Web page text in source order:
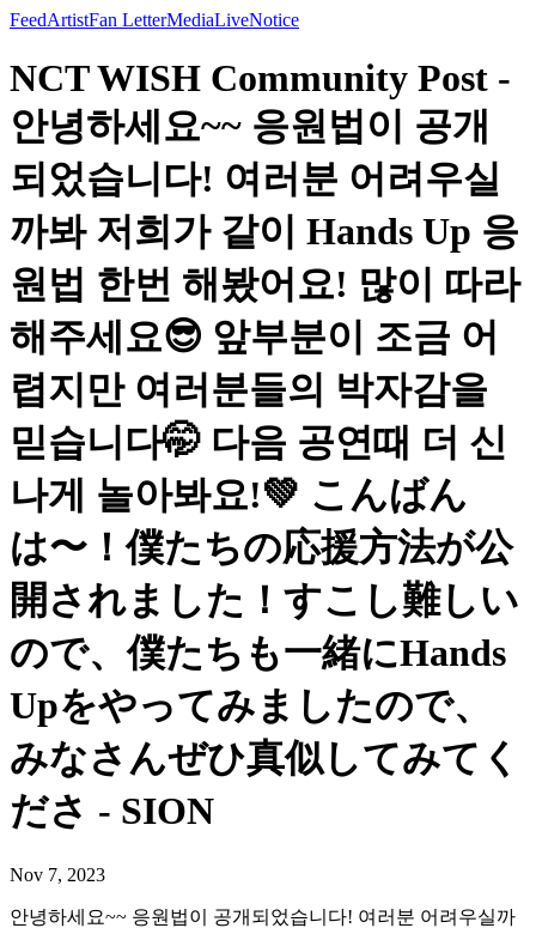
FeedArtistFan LetterMediaLiveNotice
NCT WISH Community Post -
안녕하세요~~ 응원법이 공개
되었습니다! 여러분 어려우실
까봐 저희가 같이 Hands Up 응
원법 한번 해봤어요! 많이 따라
해주세요😎 앞부분이 조금 어
렵지만 여러분들의 박자감을
믿습니다🤭 다음 공연때 더 신
나게 놀아봐요!💚 こんばん
は〜！僕たちの応援方法が公
開されました！すこし難しい
ので、僕たちも一緒にHands
Upをやってみましたので、
みなさんぜひ真似してみてく
ださ - SION
Nov 7, 2023
안녕하세요~~ 응원법이 공개되었습니다! 여러분 어려우실까